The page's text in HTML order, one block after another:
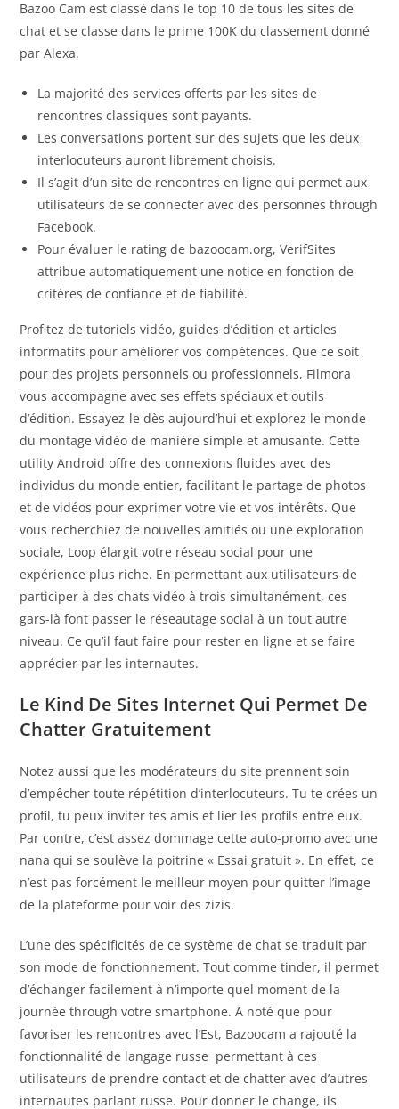
Bazoo Cam est classé dans le top 10 de tous les sites de
chat et se classe dans le prime 100K du classement donné
par Alexa.
La majorité des services offerts par les sites de
rencontres classiques sont payants.
Les conversations portent sur des sujets que les deux
interlocuteurs auront librement choisis.
Il s’agit d’un site de rencontres en ligne qui permet aux
utilisateurs de se connecter avec des personnes through
Facebook.
Pour évaluer le rating de bazoocam.org, VerifSites
attribue automatiquement une notice en fonction de
critères de confiance et de fiabilité.
Profitez de tutoriels vidéo, guides d’édition et articles
informatifs pour améliorer vos compétences. Que ce soit
pour des projets personnels ou professionnels, Filmora
vous accompagne avec ses effets spéciaux et outils
d’édition. Essayez-le dès aujourd’hui et explorez le monde
du montage vidéo de manière simple et amusante. Cette
utility Android offre des connexions fluides avec des
individus du monde entier, facilitant le partage de photos
et de vidéos pour exprimer votre vie et vos intérêts. Que
vous recherchiez de nouvelles amitiés ou une exploration
sociale, Loop élargit votre réseau social pour une
expérience plus riche. En permettant aux utilisateurs de
participer à des chats vidéo à trois simultanément, ces
gars-là font passer le réseautage social à un tout autre
niveau. Ce qu’il faut faire pour rester en ligne et se faire
apprécier par les internautes.
Le Kind De Sites Internet Qui Permet De
Chatter Gratuitement
Notez aussi que les modérateurs du site prennent soin
d’empêcher toute répétition d’interlocuteurs. Tu te crées un
profil, tu peux inviter tes amis et lier les profils entre eux.
Par contre, c’est assez dommage cette auto-promo avec une
nana qui se soulève la poitrine « Essai gratuit ». En effet, ce
n’est pas forcément le meilleur moyen pour quitter l’image
de la plateforme pour voir des zizis.
L’une des spécificités de ce système de chat se traduit par
son mode de fonctionnement. Tout comme tinder, il permet
d’échanger facilement à n’importe quel moment de la
journée through votre smartphone. A noté que pour
favoriser les rencontres avec l’Est, Bazoocam a rajouté la
fonctionnalité de langage russe permettant à ces
utilisateurs de prendre contact et de chatter avec d’autres
internautes parlant russe. Pour donner le change, ils